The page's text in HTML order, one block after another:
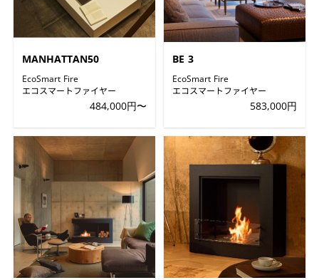
MANHATTAN50
EcoSmart Fire
エコスマートファイヤー
484,000円〜
BE 3
EcoSmart Fire
エコスマートファイヤー
583,000円